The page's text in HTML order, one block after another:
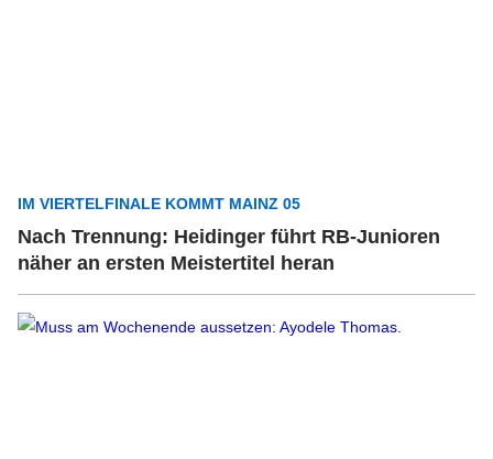
IM VIERTELFINALE KOMMT MAINZ 05
Nach Trennung: Heidinger führt RB-Junioren
näher an ersten Meistertitel heran